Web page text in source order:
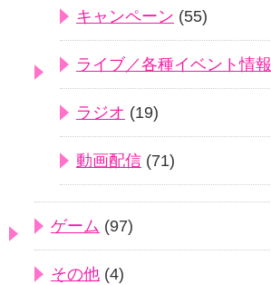
キャンペーン (55)
ライブ／各種イベント情報
ラジオ (19)
動画配信 (71)
ゲーム (97)
その他 (4)